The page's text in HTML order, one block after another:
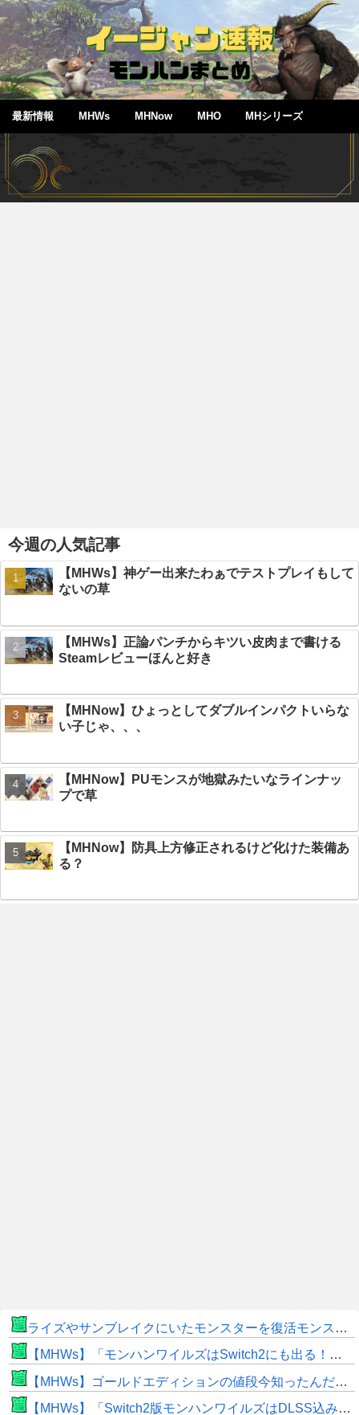
最新情報 MHWs MHNow MHO MHシリーズ
今週の人気記事
【MHWs】神ゲー出来たわぁでテストプレイもして
ないの草
【MHWs】正論パンチからキツい皮肉まで書ける
Steamレビューほんと好き
【MHNow】ひょっとしてダブルインパクトいらな
い子じゃ、、、
【MHNow】PUモンスが地獄みたいなラインナッ
プで草
【MHNow】防具上方修正されるけど化けた装備あ
る？
ライズやサンブレイクにいたモンスターを復活モンスターと呼ぶのはやめよう
【MHWs】「モンハンワイルズはSwitch2にも出る！」👈こいつにかけたい言葉ｗｗｗｗｗｗｗｗｗ
【MHWs】ゴールドエディションの値段今知ったんだけどやっっっっっっすwwwww
【MHWs】「Switch2版モンハンワイルズはDLSS込みで最大1440p動作」